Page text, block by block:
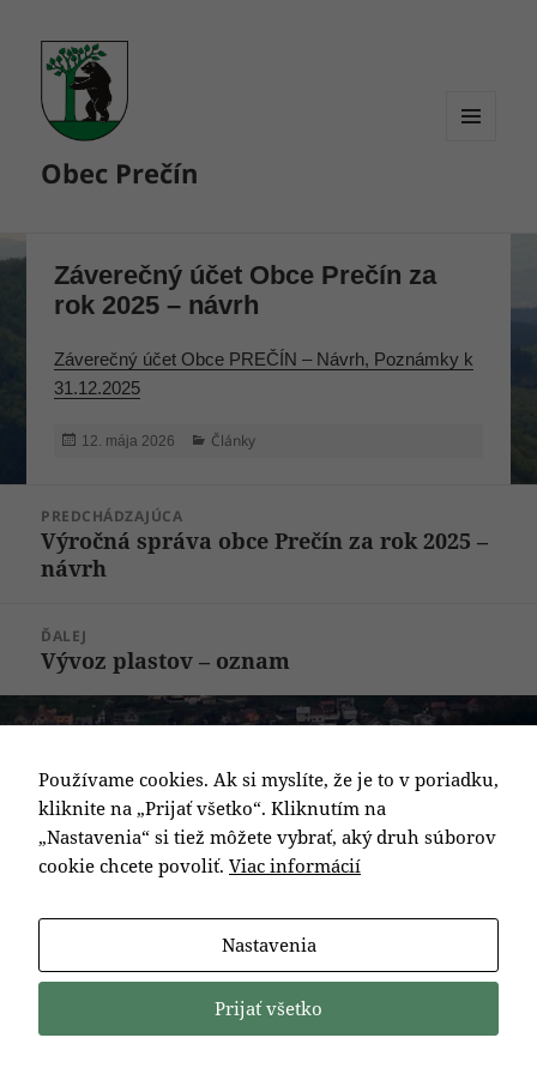
Obec Prečín
Záverečný účet Obce Prečín za
rok 2025 – návrh
Záverečný účet Obce PREČÍN – Návrh, Poznámky k
31.12.2025
Publikované
12. mája 2026 Kategórie
Články
článku
PREDCHÁDZAJÚCA
Predchádzajúci
článok:
Výročná správa obce Prečín za rok 2025 –
návrh
ĎALEJ
Ďalší
Vývoz plastov – oznam
Používame cookies. Ak si myslíte, že je to v poriadku,
kliknite na „Prijať všetko“. Kliknutím na
„Nastavenia“ si tiež môžete vybrať, aký druh súborov
cookie chcete povoliť. Viac informácií
Nastavenia
Prijať všetko